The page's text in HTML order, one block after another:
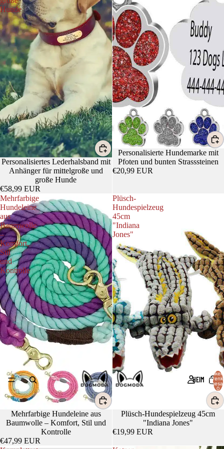
HEIM
Artikel
0
Hunde
Personalisiertes Lederhalsband mit
Anhänger für mittelgroße und
große Hunde
€58,99 EUR
Personalisierte Hundemarke mit
Pfoten und bunten Strasssteinen
€20,99 EUR
Mehrfarbige
Hundeleine
aus
Baumwolle
–
Komfort,
Stil
und
Kontrolle
Mehrfarbige Hundeleine aus
Baumwolle – Komfort, Stil und
Kontrolle
€47,99 EUR
Plüsch-
Hundespielzeug
45cm
"Indiana
Jones"
Plüsch-Hundespielzeug 45cm
"Indiana Jones"
€19,99 EUR